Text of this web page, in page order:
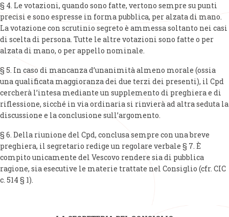
§ 4. Le votazioni, quando sono fatte, vertono sempre su punti
precisi e sono espresse in forma pubblica, per alzata di mano.
La votazione con scrutinio segreto è ammessa soltanto nei casi
di scelta di persona. Tutte le altre votazioni sono fatte o per
alzata di mano, o per appello nominale.
§ 5. In caso di mancanza d’unanimità almeno morale (ossia
una qualificata maggioranza dei due terzi dei presenti), il Cpd
cercherà l’intesa mediante un supplemento di preghiera e di
riflessione, sicché in via ordinaria si rinvierà ad altra seduta la
discussione e la conclusione sull’argomento.
§ 6. Della riunione del Cpd, conclusa sempre con una breve
preghiera, il segretario redige un regolare verbale § 7. È
compito unicamente del Vescovo rendere sia di pubblica
ragione, sia esecutive le materie trattate nel Consiglio (cfr. CIC
c. 514 § 1).